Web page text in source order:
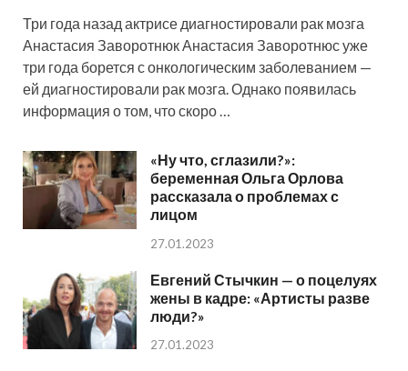
Три года назад актрисе диагностировали рак мозга
Анастасия Заворотнюк Анастасия Заворотнюс уже
три года борется с онкологическим заболеванием —
ей диагностировали рак мозга. Однако появилась
информация о том, что скоро …
«Ну что, сглазили?»:
беременная Ольга Орлова
рассказала о проблемах с
лицом
27.01.2023
Евгений Стычкин — о поцелуях
жены в кадре: «Артисты разве
люди?»
27.01.2023